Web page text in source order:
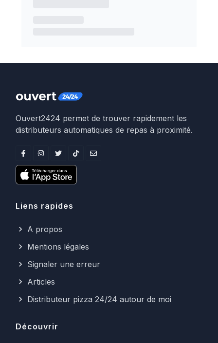
Ouvert2424 permet de trouver rapidement les
distributeurs automatiques de repas à proximité.
Liens rapides
A propos
Mentions légales
Signaler une erreur
Articles
Distributeur pizza 24/24 autour de moi
Découvrir